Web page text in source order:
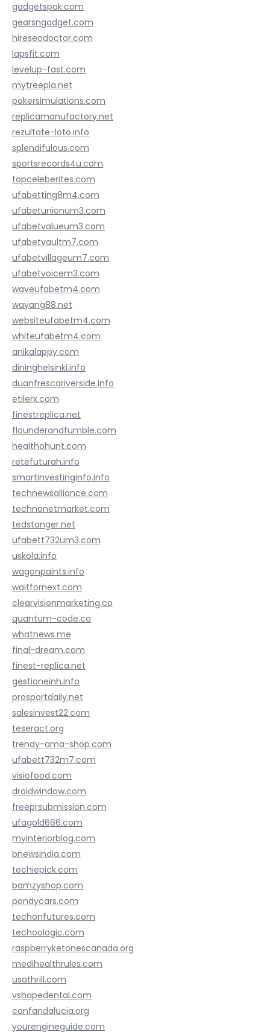
gadgetspak.com
gearsngadget.com
hireseodoctor.com
lapsfit.com
levelup-fast.com
mytreepla.net
pokersimulations.com
replicamanufactory.net
rezultate-loto.info
splendifulous.com
sportsrecords4u.com
topceleberites.com
ufabetting8m4.com
ufabetunionum3.com
ufabetvalueum3.com
ufabetvaultm7.com
ufabetvillageum7.com
ufabetvoicem3.com
waveufabetm4.com
wayang88.net
websiteufabetm4.com
whiteufabetm4.com
anikalappy.com
dininghelsinki.info
duanfrescariverside.info
etilerx.com
finestreplica.net
flounderandfumble.com
healthohunt.com
retefuturah.info
smartinvestinginfo.info
technewsalliance.com
technonetmarket.com
tedstanger.net
ufabett732um3.com
uskola.info
wagonpaints.info
waitfornext.com
clearvisionmarketing.co
quantum-code.co
whatnews.me
final-dream.com
finest-replica.net
gestioneinh.info
prosportdaily.net
salesinvest22.com
teseract.org
trendy-ama-shop.com
ufabett732m7.com
visiofood.com
droidwindow.com
freeprsubmission.com
ufagold666.com
myinteriorblog.com
bnewsindia.com
techiepick.com
bamzyshop.com
pondycars.com
techonfutures.com
techoologic.com
raspberryketonescanada.org
medihealthrules.com
usathrill.com
vshapedental.com
canfandalucia.org
yourengineguide.com